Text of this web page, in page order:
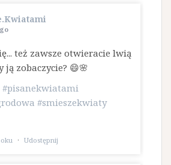
też zawsze otwieracie lwią
ją zobaczycie? 😄🌸
#pisanekwiatami
#smieszekwiaty
· Udostępnij